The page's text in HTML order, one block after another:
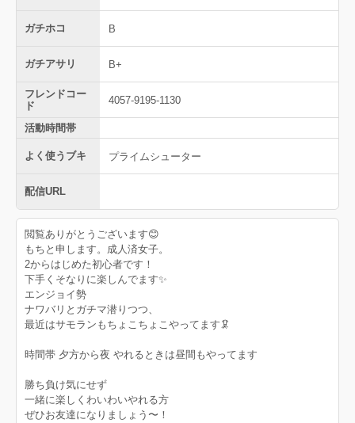
ガチホコ B
ガチアサリ B+
フレンドコー
ド
4057-9195-1130
活動時間帯
よく使うブキ プライムシューター
配信URL
閲覧ありがとうございます😊
もちと申します。成人済女子。
2からはじめた初心者です！
下手くそなりに楽しんでます✨
エンジョイ勢
ナワバリとガチマ潜りつつ、
最近はサモランもちょこちょこやってます🦑
時間帯 夕方から夜 やれるときは昼間もやってます
勝ち負け気にせず
一緒に楽しくわいわいやれる方
ぜひお友達になりましょう〜！